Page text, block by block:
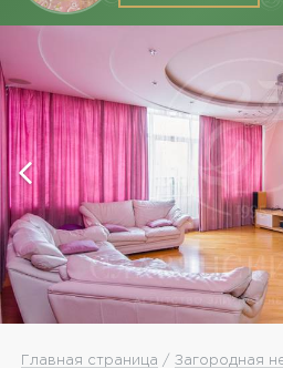
Главная страница / Загородная